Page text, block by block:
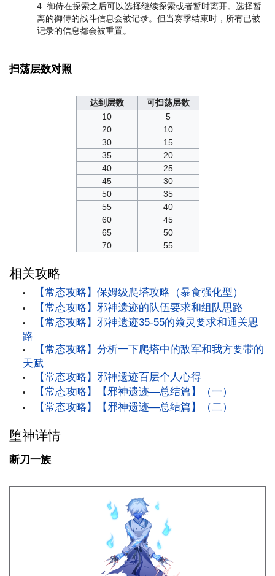
御侍在探索之后可以选择继续探索或者暂时离开。选择暂
离的御侍的战斗信息会被记录。但当赛季结束时，所有已被
记录的信息都会被重置。
扫荡层数对照
达到层数
可扫荡层数
10
5
20
10
30
15
35
20
40
25
45
30
50
35
55
40
60
45
65
50
70
55
相关攻略
【常态攻略】保姆级爬塔攻略（暴食强化型）
【常态攻略】邪神遗迹的队伍要求和组队思路
【常态攻略】邪神遗迹35-55的飨灵要求和通关思
路
【常态攻略】分析一下爬塔中的敌军和我方要带的
天赋
【常态攻略】邪神遗迹百层个人心得
【常态攻略】【邪神遗迹—总结篇】（一）
【常态攻略】【邪神遗迹—总结篇】（二）
堕神详情
断刀一族